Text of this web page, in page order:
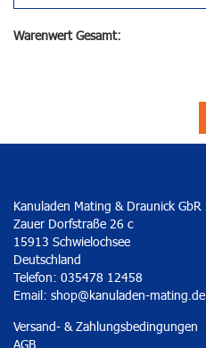
Warenwert Gesamt:
Kanuladen Mating & Draunick GbR
Zauer Dorfstraße 26 c
15913 Schwielochsee
Deutschland
Telefon: 035478 12458
Email: shop@kanuladen-mating.de
Versand- & Zahlungsbedingungen
AGB